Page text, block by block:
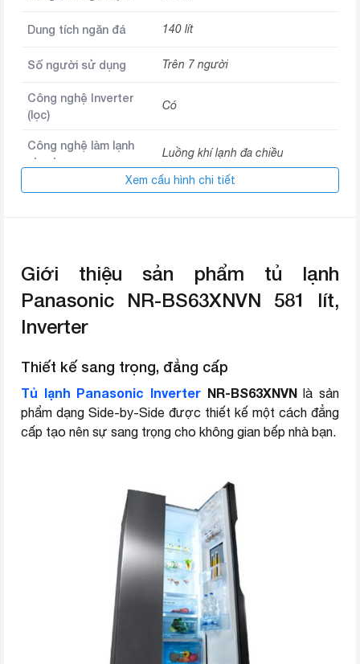
Dung tích ngăn đá 140 lít
Số người sử dụng Trên 7 người
Công nghệ Inverter
(lọc)
Có
Công nghệ làm lạnh
nhanh
Luồng khí lạnh đa chiều
Chất liệu cửa tủ Thép không gỉ
Nơi lắp ráp
Thương hiệu (lọc) Panasonic
Loại tủ lạnh (lọc)
Xem cấu hình chi tiết
Giới thiệu sản phẩm tủ lạnh
Panasonic NR-BS63XNVN 581 lít,
Inverter
Thiết kế sang trọng, đẳng cấp
Tủ lạnh Panasonic Inverter NR-BS63XNVNlà sản
phẩm dạng Side-by-Side được thiết kế một cách đẳng
cấp tạo nên sự sang trọng cho không gian bếp nhà bạn.